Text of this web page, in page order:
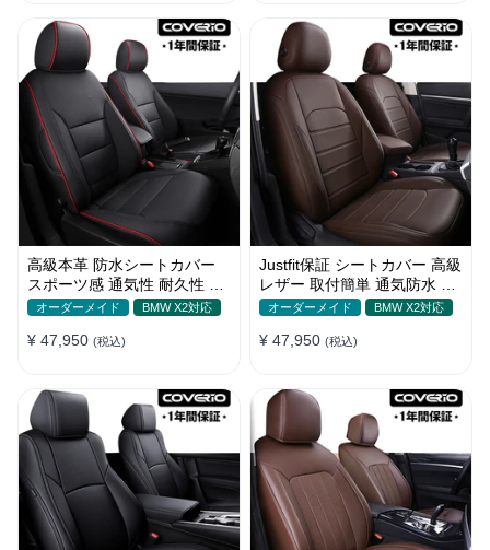
高級本革 防水シートカバー
スポーツ感 通気性 耐久性 オ
ーダーメイド 4色 全席セット
オーダーメイド BMW X2対応
¥ 47,950 (税込)
Justfit保証 シートカバー 高級
レザー 取付簡単 通気防水 お
しゃれ オーダーメイド 全席
オーダーメイド BMW X2対応
¥ 47,950 (税込)